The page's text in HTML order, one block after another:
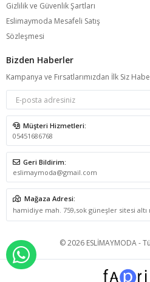
Gizlilik ve Güvenlik Şartları
Eslimaymoda Mesafeli Satış
Sözleşmesi
Bizden Haberler
Kampanya ve Fırsatlarımızdan İlk Siz
Müşteri Hizmetleri:
05451686768
Geri Bildirim:
eslimaymoda@gmail.com
Mağaza Adresi:
hamidiye mah. 759,sok güneşler sitesi
© 2026 ESLİMAYMODA -